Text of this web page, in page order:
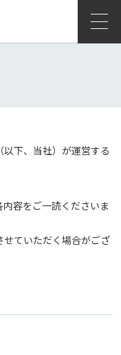
下、当社）が運営する
容をご一読くださいま
ていただく場合がござ